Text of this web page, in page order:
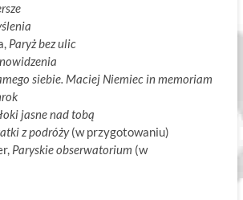
Paryż bez ulic
siebie. Maciej Niemiec in memoriam
jasne nad tobą
z podróży(w przygotowaniu)
Paryskie obserwatorium (w